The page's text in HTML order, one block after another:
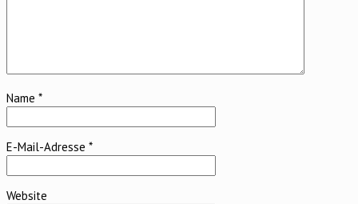
Name *
E-Mail-Adresse *
Website